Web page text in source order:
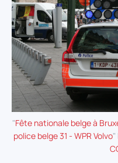
"Fête nationale belge à
police belge 31 - WPR Volvo"